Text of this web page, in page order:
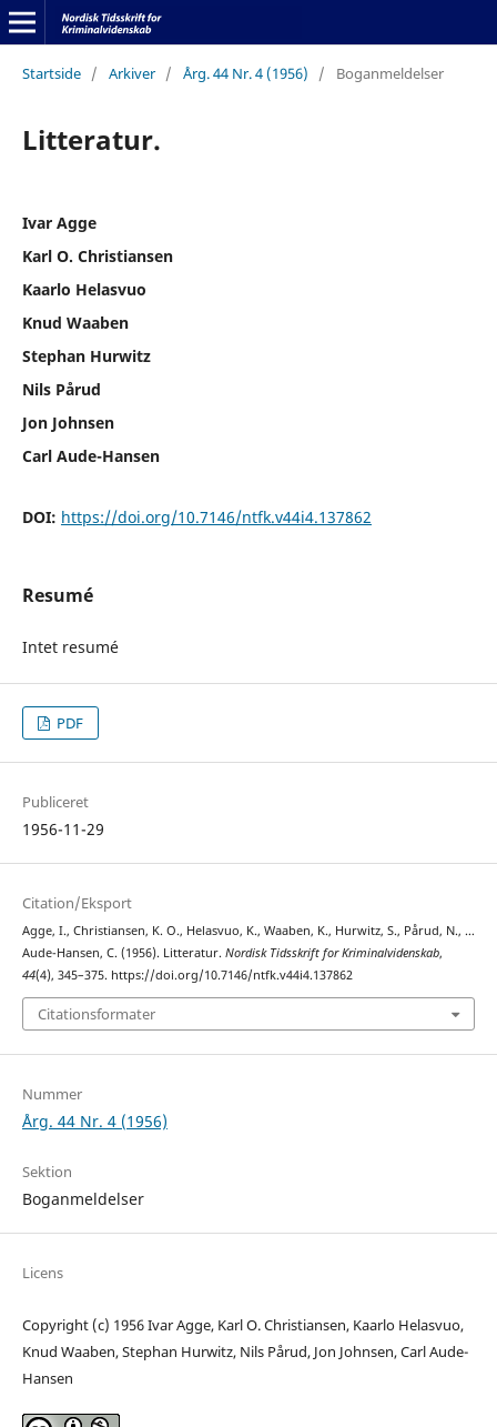
Startside / Arkiver / Årg. 44 Nr. 4 (1956) / Boganmeldelser
Litteratur.
Ivar Agge
Karl O. Christiansen
Kaarlo Helasvuo
Knud Waaben
Stephan Hurwitz
Nils Pårud
Jon Johnsen
Carl Aude-Hansen
DOI: https://doi.org/10.7146/ntfk.v44i4.137862
Resumé
Intet resumé
PDF
Publiceret
1956-11-29
Citation/Eksport
Agge, I., Christiansen, K. O., Helasvuo, K., Waaben, K., Hurwitz, S., Pårud, N., …
Aude-Hansen, C. (1956). Litteratur. Nordisk Tidsskrift for Kriminalvidenskab,
44(4), 345–375. https://doi.org/10.7146/ntfk.v44i4.137862
Citationsformater
Nummer
Årg. 44 Nr. 4 (1956)
Sektion
Boganmeldelser
Licens
Copyright (c) 1956 Ivar Agge, Karl O. Christiansen, Kaarlo Helasvuo,
Knud Waaben, Stephan Hurwitz, Nils Pårud, Jon Johnsen, Carl Aude-
Hansen